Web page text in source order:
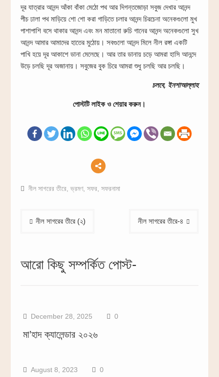
দূর যাত্রার আনন্দ আঁকা বাঁকা মেঠো পথ আর দিগন্তজোড়া সবুজ দেখার আনন্দ
পীচ ঢালা পথ মাড়িয়ে শো শো করা গাড়িতে চলার আনন্দ চিরচেনা অনেকগুলো মুখ
পাশাপাশি বসে থাকার আনন্দ এবং মন মাতানো রুচি গানের আনন্দ অনেকগুলো সুখ
আনন্দ আমার আমাদের হাতের মুঠোয়। সবগুলো আনন্দ মিলে নীল রঙ্গা একটি
পাখি হয়ে দূর আকাশে ডানা মেলেছে। আর তার ডানায় চড়ে আমরা হাসি আনন্দে
উড়ে চলছি দূর অজানায়। সবুজের বুক চিরে আমরা শুধু চলছি আর চলছি।
চলবে, ইনশাআল্লাহ
পোস্টটি লাইক ও শেয়ার করুন।
নীল সাগরের তীরে,ভ্রমণ, সফর, সফরনামা
Postনীল সাগরের তীরে (২) নীল সাগরের তীরে-৪
আরো কিছু সম্পর্কিত পোস্ট-
December 28, 2025 0
মা’হাদ ক্যালেন্ডার ২০২৬
August 8, 2023 0